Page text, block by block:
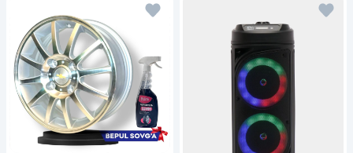
5 yil xavfsizlik yangilanishlari
m ko‘rinishga ega.